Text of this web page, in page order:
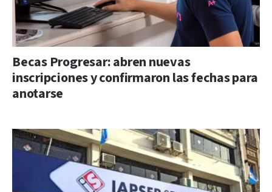
Becas Progresar: abren nuevas
inscripciones y confirmaron las fechas para
anotarse